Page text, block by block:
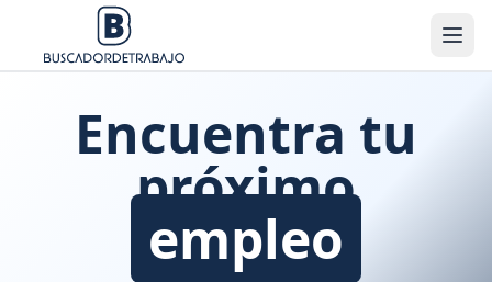
Encuentra tu
próximo
empleo